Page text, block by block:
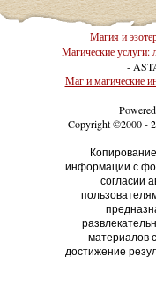
Магия и
Магические услуги:
-
Маг и магические
Copyright ©2000 -
информации с
согласии
материалов
достижение